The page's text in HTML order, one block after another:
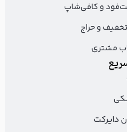
کنید
یا پیج اینستاگرام را بدون
و کافی‌شاپ
و حراج
مشتری
دایرکت